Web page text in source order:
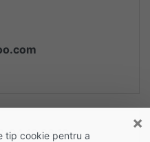
04 10:06:10
tip cookie pentru a
×